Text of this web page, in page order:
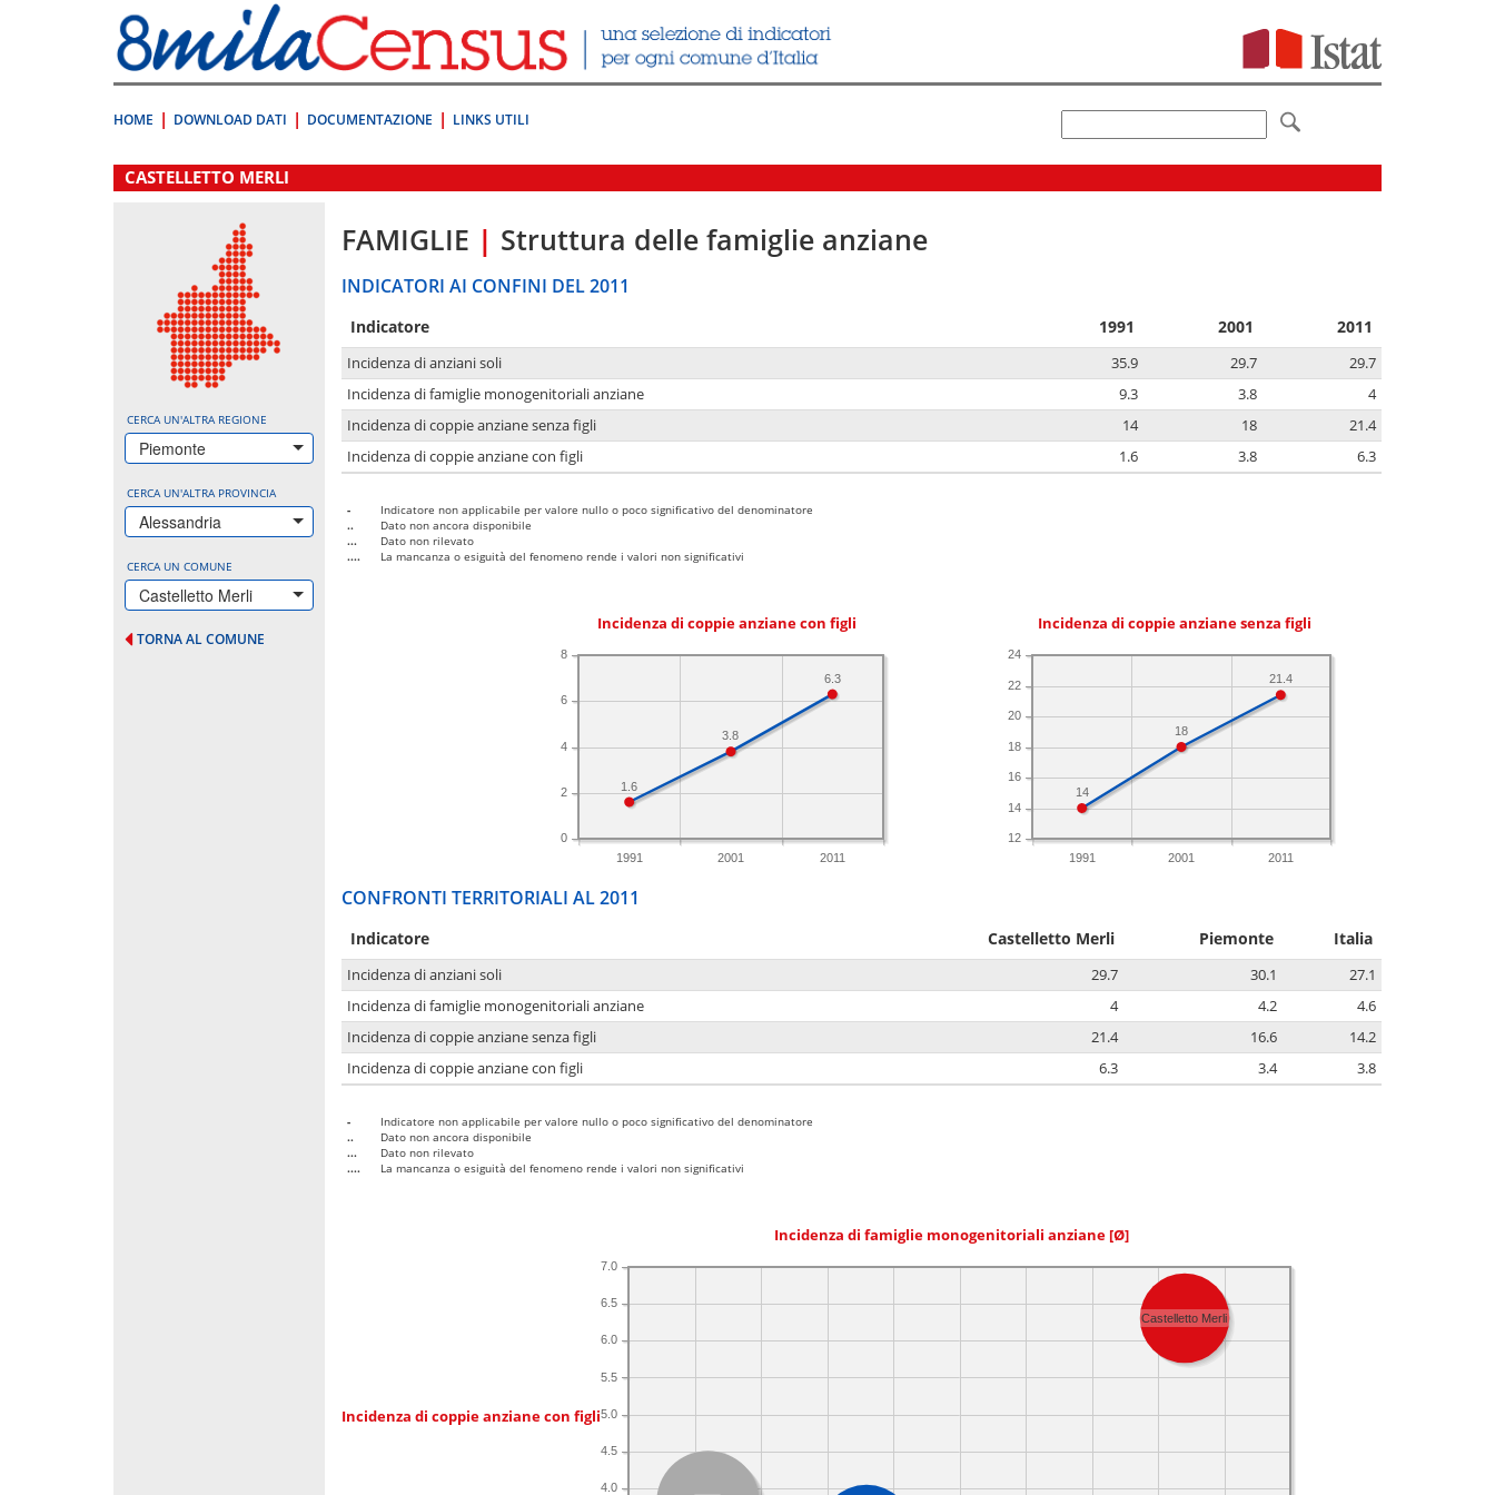
direttamente
a:
Contenuto
HOME DOWNLOAD DATI DOCUMENTAZIONE LINKS UTILI
.
CASTELLETTO MERLI
CERCA UN'ALTRA REGIONE
Piemonte
CERCA UN'ALTRA PROVINCIA
Alessandria
CERCA UN COMUNE
Castelletto Merli
TORNA AL COMUNE
FAMIGLIE | Struttura delle famiglie anziane
INDICATORI AI CONFINI DEL 2011
Indicatore 1991 2001 2011
Incidenza di anziani soli 35.9 29.7
29.7
Incidenza di famiglie monogenitoriali anziane
9.3 3.8
4
Incidenza di coppie anziane senza figli
14 18
21.4
Incidenza di coppie anziane con figli
1.6 3.8 6.3
-
Indicatore non applicabile per valore nullo o poco significativo del denominatore
..
Dato non ancora disponibile
...
Dato non rilevato
....
La mancanza o esiguità del fenomeno rende i valori non significativi
Incidenza di coppie anziane con figli
1991 2001 2011
0
2
4
6
8
6.3
3.8
1.6
Incidenza di coppie anziane senza figli
1991 2001 2011
12
14
16
18
20
22
24
21.4
18
14
CONFRONTI TERRITORIALI AL 2011
Indicatore Castelletto Merli Piemonte Italia
Incidenza di anziani soli 29.7 30.1
27.1
Incidenza di famiglie monogenitoriali anziane
4 4.2
4.6
Incidenza di coppie anziane senza figli
21.4 16.6
14.2
Incidenza di coppie anziane con figli
6.3 3.4 3.8
-
Indicatore non applicabile per valore nullo o poco significativo del denominatore
..
Dato non ancora disponibile
...
Dato non rilevato
....
La mancanza o esiguità del fenomeno rende i valori non significativi
Incidenza di famiglie monogenitoriali anziane [Ø]
Incidenza di coppie anziane con figli
4.0
4.5
5.0
5.5
6.0
6.5
7.0
Castelletto Merli